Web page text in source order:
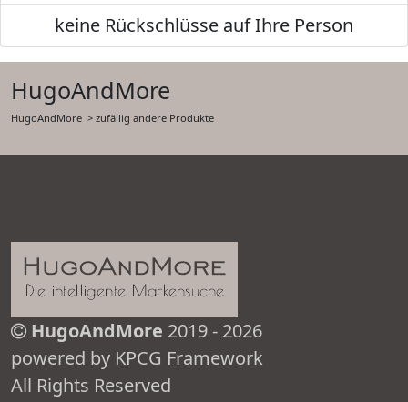
keine Rückschlüsse auf Ihre Person
HugoAndMore
HugoAndMore > zufällig andere Produkte
HugoAndMore 2019 - 2026
powered by KPCG Framework
All Rights Reserved